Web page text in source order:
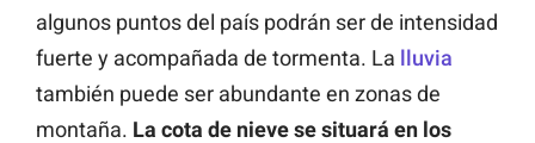
algunos puntos del país podrán ser de intensidad
fuerte y acompañada de tormenta. La lluvia
también puede ser abundante en zonas de
montaña. La cota de nieve se situará en los